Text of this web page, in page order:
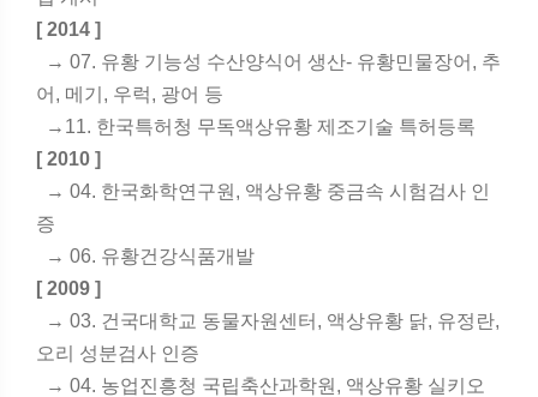
[ 2014 ]
→ 07. 유황 기능성 수산양식어 생산- 유황민물장어, 추
어, 메기, 우럭, 광어 등
→11. 한국특허청 무독액상유황 제조기술 특허등록
[ 2010 ]
→ 04. 한국화학연구원, 액상유황 중금속 시험검사 인
증
→ 06. 유황건강식품개발
[ 2009 ]
→ 03. 건국대학교 동물자원센터, 액상유황 닭, 유정란,
오리 성분검사 인증
→ 04. 농업진흥청 국립축산과학원, 액상유황 실키오